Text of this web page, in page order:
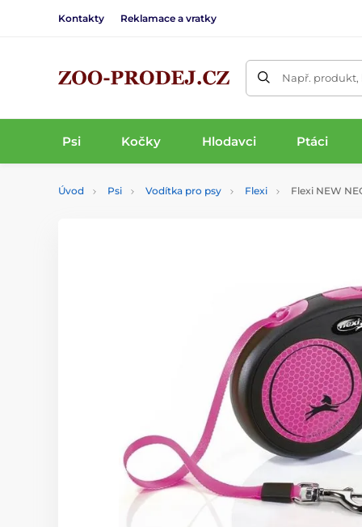
Kontakty Reklamace a vratky
Např.
Psi Kočky Hlodavci Ptáci
Úvod Psi Vodítka pro psy Flexi Flexi NEW